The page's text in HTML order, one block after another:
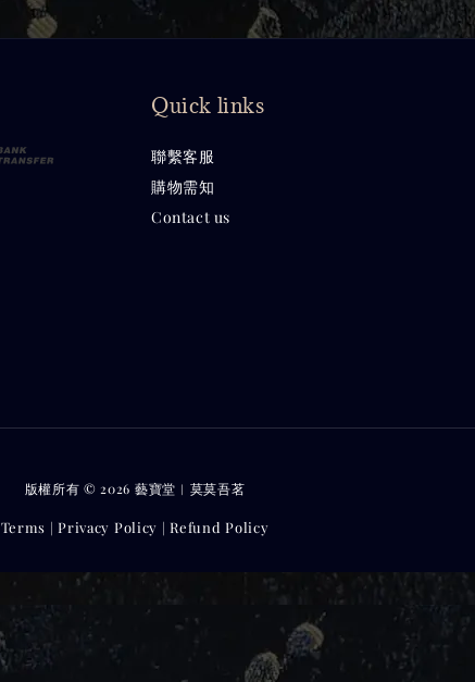
Quick links
聯繫客服
購物需知
Contact us
版權所有 © 2026 藝寶堂︱莫莫吾茗
Terms | Privacy Policy | Refund Policy